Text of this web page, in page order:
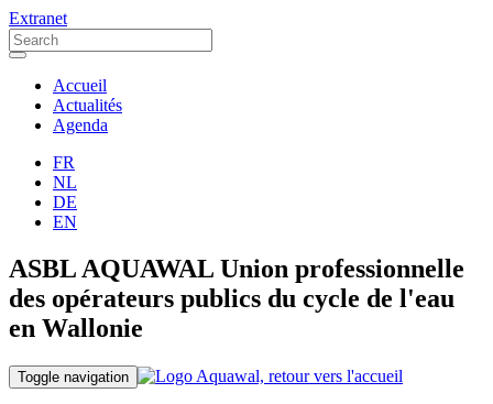
Extranet
Accueil
Actualités
Agenda
FR
NL
DE
EN
ASBL AQUAWAL Union professionnelle
des opérateurs publics du cycle de l'eau
en Wallonie
Toggle navigation